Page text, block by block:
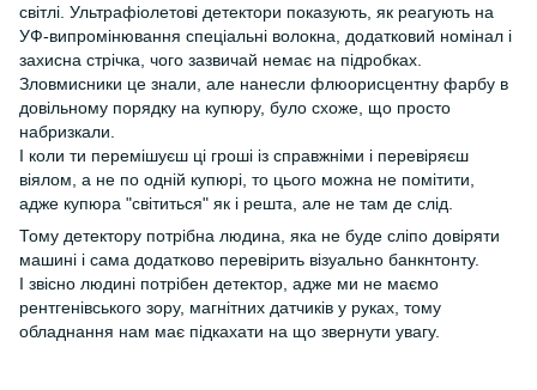
світлі. Ультрафіолетові детектори показують, як реагують на
УФ-випромінювання спеціальні волокна, додатковий номінал і
захисна стрічка, чого зазвичай немає на підробках.
Зловмисники це знали, але нанесли флюорисцентну фарбу в
довільному порядку на купюру, було схоже, що просто
набризкали.
І коли ти перемішуєш ці гроші із справжніми і перевіряєш
віялом, а не по одній купюрі, то цього можна не помітити,
адже купюра "світиться" як і решта, але не там де слід.
Тому детектору потрібна людина, яка не буде сліпо довіряти
машині і сама додатково перевірить візуально банкнтонту.
І звісно людині потрібен детектор, адже ми не маємо
рентгенівського зору, магнітних датчиків у руках, тому
обладнання нам має підкахати на що звернути увагу.